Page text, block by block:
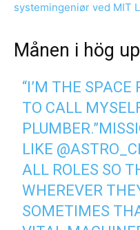
systemingeniør ved MIT
Månen i hög
“I’M THE SPACE
TO CALL
LIKE
ALL ROLES SO
WHEREVER
SOMETIMES